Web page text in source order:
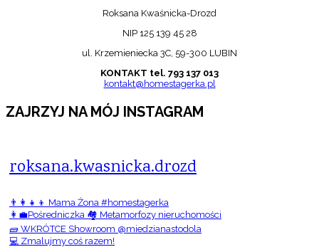
Roksana Kwaśnicka-Drozd
NIP 125 139 45 28
ul. Krzemieniecka 3C, 59-300 LUBIN
KONTAKT tel. 793 137 013
kontakt@homestagerka.pl
ZAJRZYJ NA MÓJ INSTAGRAM
roksana.kwasnicka.drozd
👨‍👩‍👧‍👦 Mama Żona #homestagerka
👩‍💼Pośredniczka 🏘️ Metamorfozy nieruchomości
🧱 WKRÓTCE Showroom @miedzianastodola
💻 Zmalujmy coś razem!